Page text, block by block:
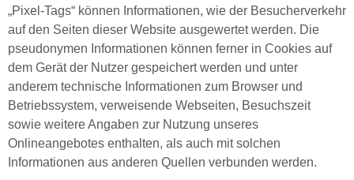
„Pixel-Tags“ können Informationen, wie der Besucherverkehr
auf den Seiten dieser Website ausgewertet werden. Die
pseudonymen Informationen können ferner in Cookies auf
dem Gerät der Nutzer gespeichert werden und unter
anderem technische Informationen zum Browser und
Betriebssystem, verweisende Webseiten, Besuchszeit
sowie weitere Angaben zur Nutzung unseres
Onlineangebotes enthalten, als auch mit solchen
Informationen aus anderen Quellen verbunden werden.